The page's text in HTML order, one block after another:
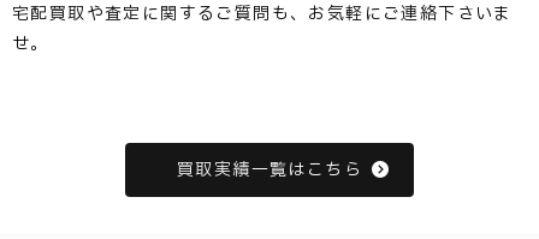
宅配買取や査定に関するご質問も、お気軽にご連絡下さいま
せ。
買取実績一覧はこちら